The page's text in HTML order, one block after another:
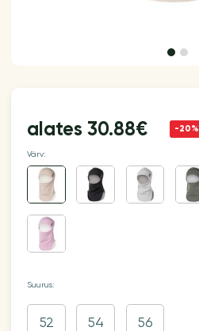
alates30.88€ -20%
Värv:
Suurus:
52 54 56